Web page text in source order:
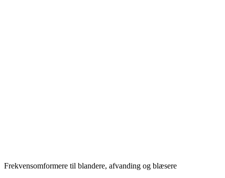
Frekvensomformere til blandere, afvanding og blæsere